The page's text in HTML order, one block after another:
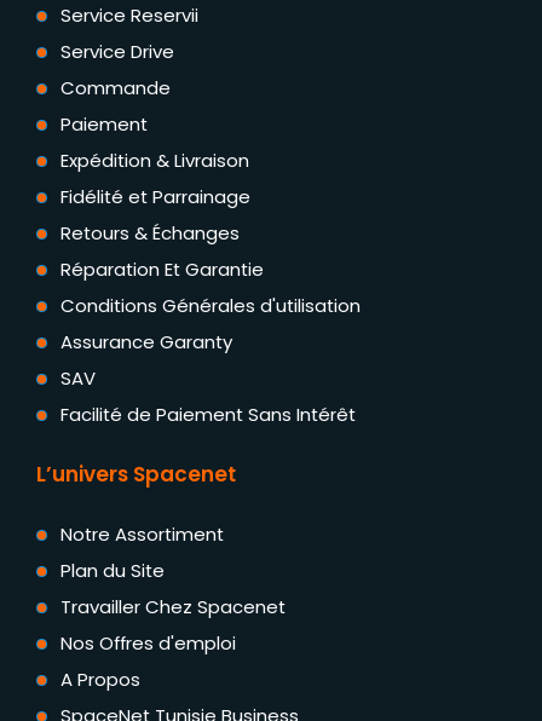
Service Reservii
Service Drive
Commande
Paiement
Expédition & Livraison
Fidélité et Parrainage
Retours & Échanges
Réparation Et Garantie
Conditions Générales d'utilisation
Assurance Garanty
SAV
Facilité de Paiement Sans Intérêt
L’univers Spacenet
Notre Assortiment
Plan du Site
Travailler Chez Spacenet
Nos Offres d'emploi
A Propos
SpaceNet Tunisie Business